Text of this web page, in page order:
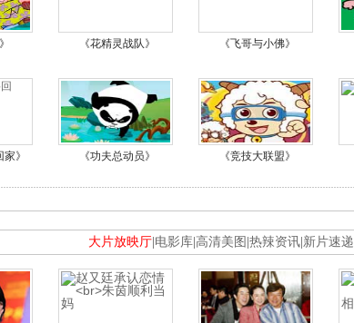
《花精灵战队》 《飞哥与小佛》
》 《功夫总动员》 《竞技大联盟》
大片放映厅 电影库 高清美图 热辣资讯 新片速递